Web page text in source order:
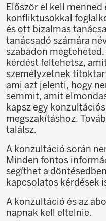
Először el kell menned
konfliktusokkal
és ott bizalmas
tanácsadó számára
szabadon
kérdést feltehetsz,
személyzetnek
ami azt jelenti, hogy
semmit, amit
kapsz egy
megszakításhoz.
találsz.
A konzultáció során
Minden fontos
segíthet a
kapcsolatos kérdések
A konzultáció és az
napnak kell eltelnie.